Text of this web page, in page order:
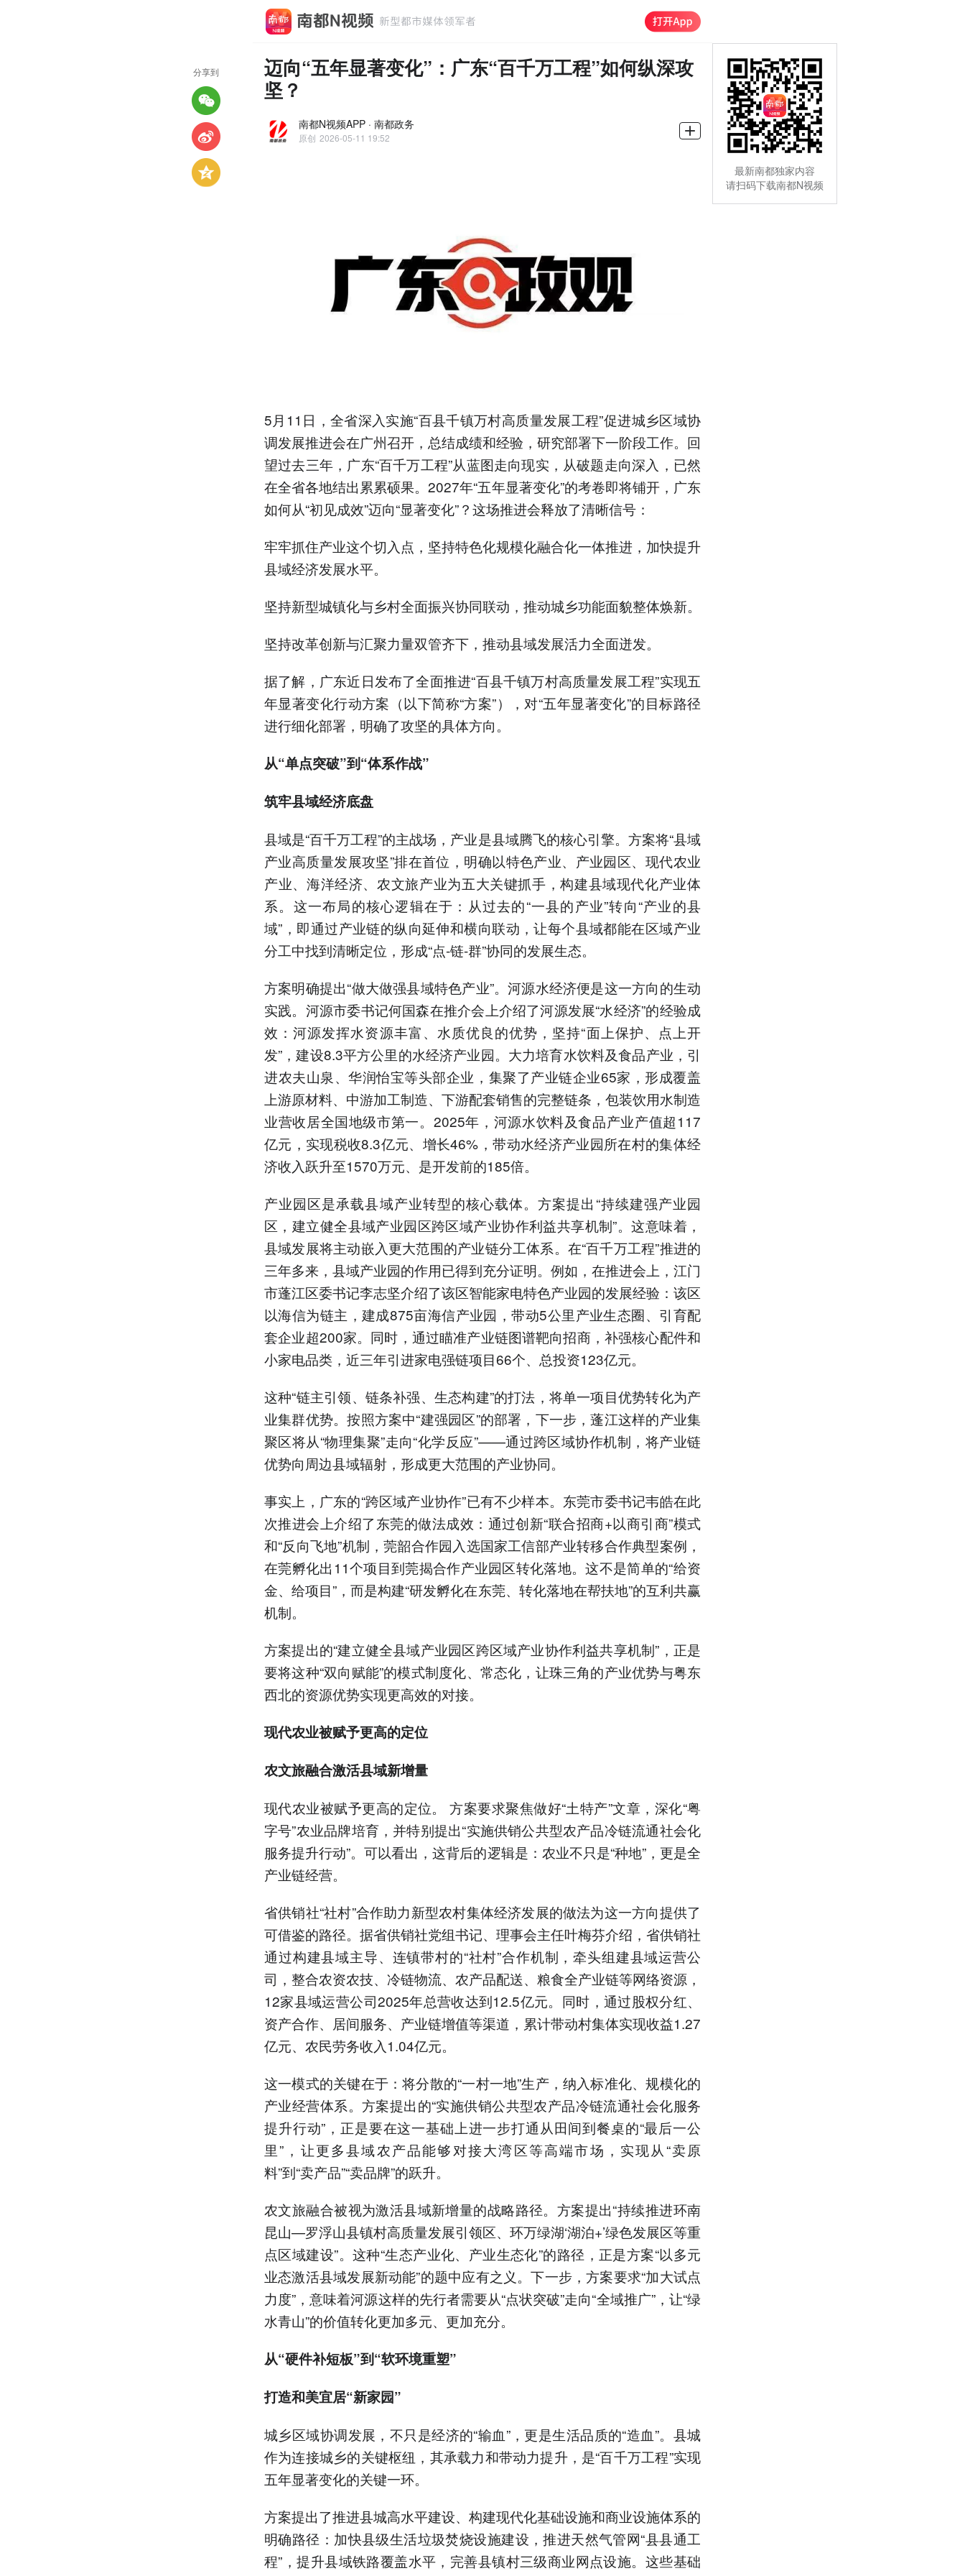
迈向“五年显著变化”：广东“百千万工程”如何纵深攻
坚？
南都N视频APP · 南都政务
原创 2026-05-11 19:52
5月11日，全省深入实施“百县千镇万村高质量发展工程”促进城乡区域协
调发展推进会在广州召开，总结成绩和经验，研究部署下一阶段工作。回
望过去三年，广东“百千万工程”从蓝图走向现实，从破题走向深入，已然
在全省各地结出累累硕果。2027年“五年显著变化”的考卷即将铺开，广东
如何从“初见成效”迈向“显著变化”？这场推进会释放了清晰信号：
牢牢抓住产业这个切入点，坚持特色化规模化融合化一体推进，加快提升
县域经济发展水平。
坚持新型城镇化与乡村全面振兴协同联动，推动城乡功能面貌整体焕新。
坚持改革创新与汇聚力量双管齐下，推动县域发展活力全面迸发。
据了解，广东近日发布了全面推进“百县千镇万村高质量发展工程”实现五
年显著变化行动方案（以下简称“方案”），对“五年显著变化”的目标路径
进行细化部署，明确了攻坚的具体方向。
从“单点突破”到“体系作战”
筑牢县域经济底盘
县域是“百千万工程”的主战场，产业是县域腾飞的核心引擎。方案将“县域
产业高质量发展攻坚”排在首位，明确以特色产业、产业园区、现代农业
产业、海洋经济、农文旅产业为五大关键抓手，构建县域现代化产业体
系。这一布局的核心逻辑在于：从过去的“一县的产业”转向“产业的县
域”，即通过产业链的纵向延伸和横向联动，让每个县域都能在区域产业
分工中找到清晰定位，形成“点-链-群”协同的发展生态。
方案明确提出“做大做强县域特色产业”。河源水经济便是这一方向的生动
实践。河源市委书记何国森在推介会上介绍了河源发展“水经济”的经验成
效：河源发挥水资源丰富、水质优良的优势，坚持“面上保护、点上开
发”，建设8.3平方公里的水经济产业园。大力培育水饮料及食品产业，引
进农夫山泉、华润怡宝等头部企业，集聚了产业链企业65家，形成覆盖
上游原材料、中游加工制造、下游配套销售的完整链条，包装饮用水制造
业营收居全国地级市第一。2025年，河源水饮料及食品产业产值超117
亿元，实现税收8.3亿元、增长46%，带动水经济产业园所在村的集体经
济收入跃升至1570万元、是开发前的185倍。
产业园区是承载县域产业转型的核心载体。方案提出“持续建强产业园
区，建立健全县域产业园区跨区域产业协作利益共享机制”。这意味着，
县域发展将主动嵌入更大范围的产业链分工体系。在“百千万工程”推进的
三年多来，县域产业园的作用已得到充分证明。例如，在推进会上，江门
市蓬江区委书记李志坚介绍了该区智能家电特色产业园的发展经验：该区
以海信为链主，建成875亩海信产业园，带动5公里产业生态圈、引育配
套企业超200家。同时，通过瞄准产业链图谱靶向招商，补强核心配件和
小家电品类，近三年引进家电强链项目66个、总投资123亿元。
这种“链主引领、链条补强、生态构建”的打法，将单一项目优势转化为产
业集群优势。按照方案中“建强园区”的部署，下一步，蓬江这样的产业集
聚区将从“物理集聚”走向“化学反应”——通过跨区域协作机制，将产业链
优势向周边县域辐射，形成更大范围的产业协同。
事实上，广东的“跨区域产业协作”已有不少样本。东莞市委书记韦皓在此
次推进会上介绍了东莞的做法成效：通过创新“联合招商+以商引商”模式
和“反向飞地”机制，莞韶合作园入选国家工信部产业转移合作典型案例，
在莞孵化出11个项目到莞揭合作产业园区转化落地。这不是简单的“给资
金、给项目”，而是构建“研发孵化在东莞、转化落地在帮扶地”的互利共赢
机制。
方案提出的“建立健全县域产业园区跨区域产业协作利益共享机制”，正是
要将这种“双向赋能”的模式制度化、常态化，让珠三角的产业优势与粤东
西北的资源优势实现更高效的对接。
现代农业被赋予更高的定位
农文旅融合激活县域新增量
现代农业被赋予更高的定位。 方案要求聚焦做好“土特产”文章，深化“粤
字号”农业品牌培育，并特别提出“实施供销公共型农产品冷链流通社会化
服务提升行动”。可以看出，这背后的逻辑是：农业不只是“种地”，更是全
产业链经营。
省供销社“社村”合作助力新型农村集体经济发展的做法为这一方向提供了
可借鉴的路径。据省供销社党组书记、理事会主任叶梅芬介绍，省供销社
通过构建县域主导、连镇带村的“社村”合作机制，牵头组建县域运营公
司，整合农资农技、冷链物流、农产品配送、粮食全产业链等网络资源，
12家县域运营公司2025年总营收达到12.5亿元。同时，通过股权分红、
资产合作、居间服务、产业链增值等渠道，累计带动村集体实现收益1.27
亿元、农民劳务收入1.04亿元。
这一模式的关键在于：将分散的“一村一地”生产，纳入标准化、规模化的
产业经营体系。方案提出的“实施供销公共型农产品冷链流通社会化服务
提升行动”，正是要在这一基础上进一步打通从田间到餐桌的“最后一公
里”，让更多县域农产品能够对接大湾区等高端市场，实现从“卖原
料”到“卖产品”“卖品牌”的跃升。
农文旅融合被视为激活县域新增量的战略路径。方案提出“持续推进环南
昆山—罗浮山县镇村高质量发展引领区、环万绿湖‘湖泊+’绿色发展区等重
点区域建设”。这种“生态产业化、产业生态化”的路径，正是方案“以多元
业态激活县域发展新动能”的题中应有之义。下一步，方案要求“加大试点
力度”，意味着河源这样的先行者需要从“点状突破”走向“全域推广”，让“绿
水青山”的价值转化更加多元、更加充分。
从“硬件补短板”到“软环境重塑”
打造和美宜居“新家园”
城乡区域协调发展，不只是经济的“输血”，更是生活品质的“造血”。县城
作为连接城乡的关键枢纽，其承载力和带动力提升，是“百千万工程”实现
五年显著变化的关键一环。
方案提出了推进县城高水平建设、构建现代化基础设施和商业设施体系的
明确路径：加快县级生活垃圾焚烧设施建设，推进天然气管网“县县通工
程”，提升县域铁路覆盖水平，完善县镇村三级商业网点设施。这些基础
分享到
最新南都独家内容
请扫码下载南都N视频